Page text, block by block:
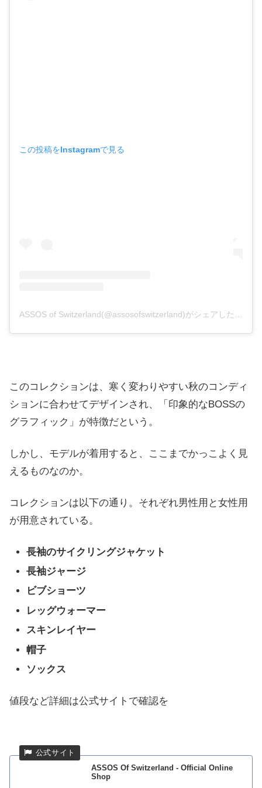
この投稿をInstagramで見る
このコレクションは、寒く変わりやすい秋のコンディ
ションに合わせてデザインされ、「印象的なBOSSの
グラフィック」が特徴だという。
しかし、モデルが着用すると、ここまでかっこよく見
えるものなのか。
コレクションは以下の通り。それぞれ男性用と女性用
が用意されている。
長袖のサイクリングジャケット
長袖ジャージ
ビブショーツ
レッグウォーマー
スキンレイヤー
帽子
ソックス
値段など詳細は公式サイトで確認を
ASSOS Of Switzerland - Official Online
Shop